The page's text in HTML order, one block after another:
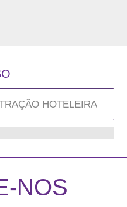
NOS